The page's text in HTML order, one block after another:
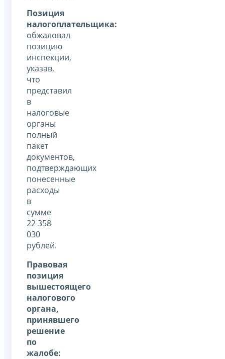
Позиция
налогоплательщика:
обжаловал
позицию
инспекции,
указав,
что
представил
в
налоговые
органы
полный
пакет
документов,
подтверждающих
понесенные
расходы
в
сумме
22 358
030
рублей.
Правовая
позиция
вышестоящего
налогового
органа,
принявшего
решение
по
жалобе: